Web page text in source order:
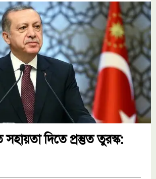
সহায়তা দিতে প্রস্তুত তুরস্ক: